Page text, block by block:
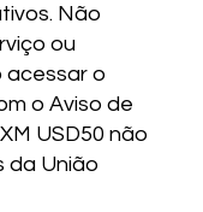
Não
ou
acessar o
o Aviso de
USD50 não
da União